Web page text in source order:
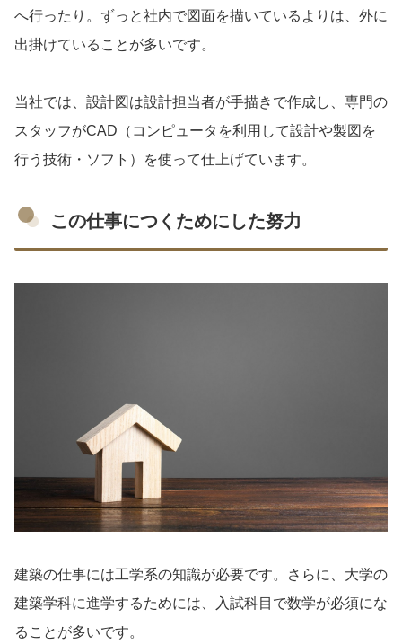
へ行ったり。ずっと社内で図面を描いているよりは、外に
出掛けていることが多いです。
当社では、設計図は設計担当者が手描きで作成し、専門の
スタッフがCAD（コンピュータを利用して設計や製図を
行う技術・ソフト）を使って仕上げています。
この仕事につくためにした努力
建築の仕事には工学系の知識が必要です。さらに、大学の
建築学科に進学するためには、入試科目で数学が必須にな
ることが多いです。